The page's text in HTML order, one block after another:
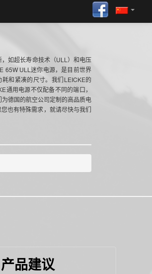
如超长寿命技术（ULL）和电压
65W ULL迷你电源，是目前世界
和紧凑的尺寸。我们LEICKE的
用电源不仅配备不同的端口，
德国的航空公司定制的高品质电
也有特殊需求，就请尽快与我们
产品建议